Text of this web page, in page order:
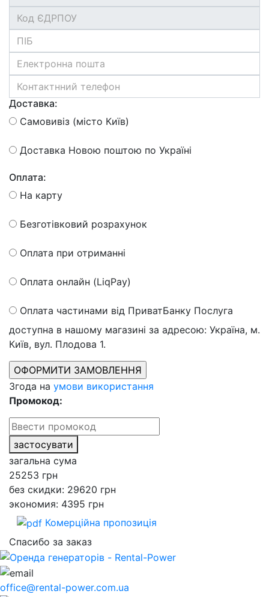
Доставка:
Самовивіз (місто Київ)
Доставка Новою поштою по Україні
Оплата:
На карту
Безготівковий розрахунок
Оплата при отриманні
Оплата онлайн (LiqPay)
Оплата частинами від ПриватБанку Послуга
доступна в нашому магазині за адресою: Україна, м.
Київ, вул. Плодова 1.
Згода на умови використання
Промокод:
застосувати
загальна сума
25253 грн
без скидки: 29620 грн
экономия: 4395 грн
Комерційна пропозиція
Спасибо за заказ
office@rental-power.com.ua